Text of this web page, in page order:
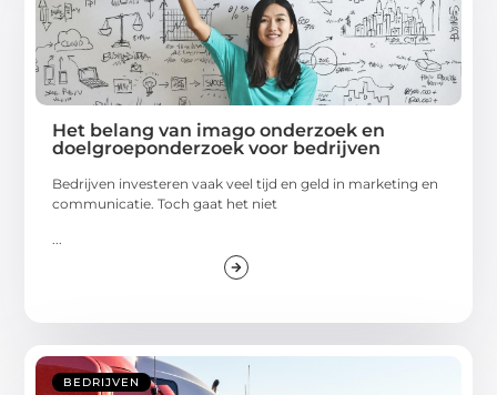
Het belang van imago onderzoek en
doelgroeponderzoek voor bedrijven
Bedrijven investeren vaak veel tijd en geld in marketing en
communicatie. Toch gaat het niet
...
BEDRIJVEN